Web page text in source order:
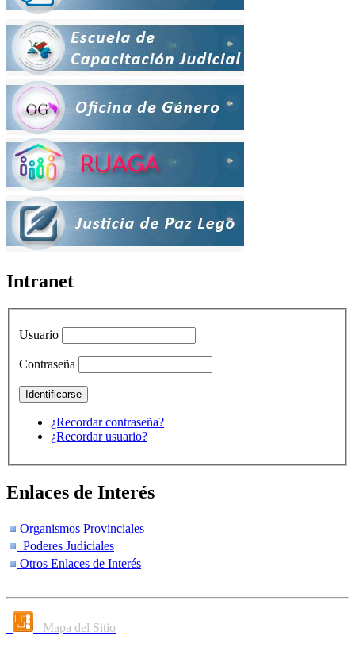
Intranet
Usuario
Contraseña
¿Recordar contraseña?
¿Recordar usuario?
Enlaces de Interés
Organismos Provinciales
Poderes Judiciales
Otros Enlaces de Interés
Mapa del Sitio